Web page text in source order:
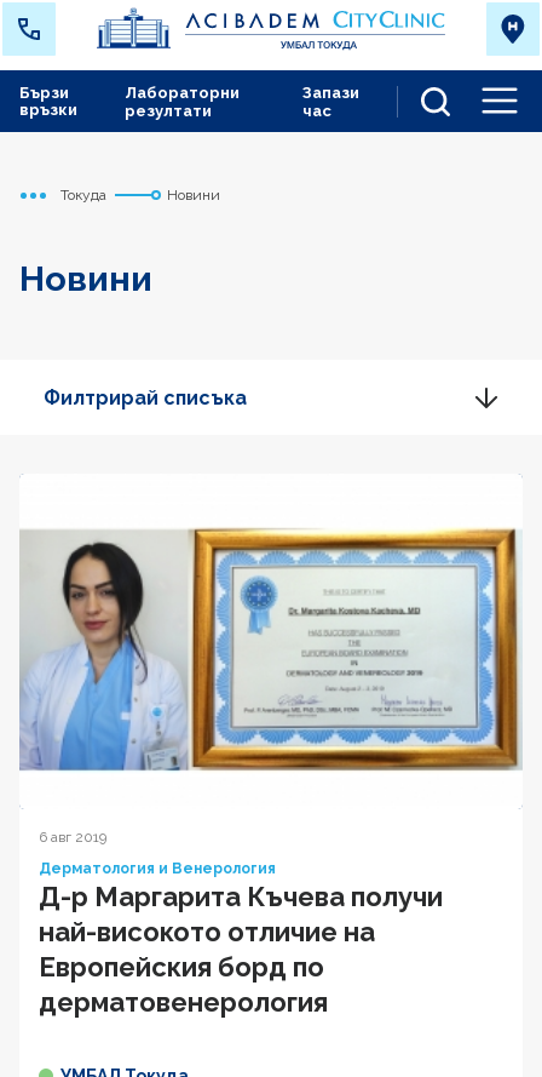
Лабораторни
резултати
Запази
час
Бързи
връзки
Начало
Токуда Новини
Новини
Филтрирай списъка
6 авг 2019
Дерматология и Венерология
Д-р Маргарита Къчева получи
най-високото отличие на
Европейския борд по
дерматовенерология